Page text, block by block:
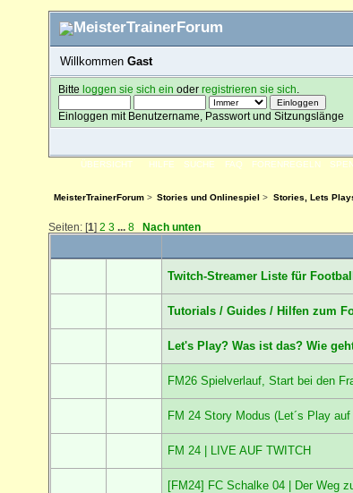
WillkommenGast
Bitte loggen sie sich ein oder registrieren sie sich
Einloggen mit Benutzername, Passwort und Sitzungslänge
ÜBERSICHT HILFE SUCHE FAQ FORENREGELN
MeisterTrainerForum > Stories und Onlinespiel > Stories, Lets
Seiten: [1] 2 3 ... 8
Nach unten
Twitch-Streamer Liste für
Tutorials / Guides / Hilfen zum
Let's Play? Was ist das? Wie
FM26 Spielverlauf, Start bei den
FM 24 Story Modus (Let´s Play auf
FM 24 | LIVE AUF TWITCH
[FM24] FC Schalke 04 | Der Weg